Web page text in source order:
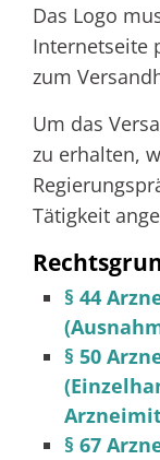
Das Logo
Internetseite
zum
Um das
zu erhalten,
Tätigkeit
§ 44
§ 50
§ 67